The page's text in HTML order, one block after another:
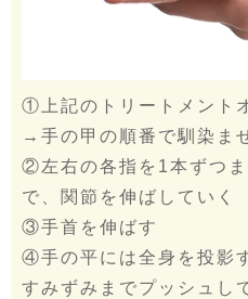
①上記のトリートメント
→手の甲の順番で馴染ま
②左右の各指を1本ずつ
で、関節を伸ばしていく
③手首を伸ばす
④手の平には全身を投影
すみずみまでプッシュし